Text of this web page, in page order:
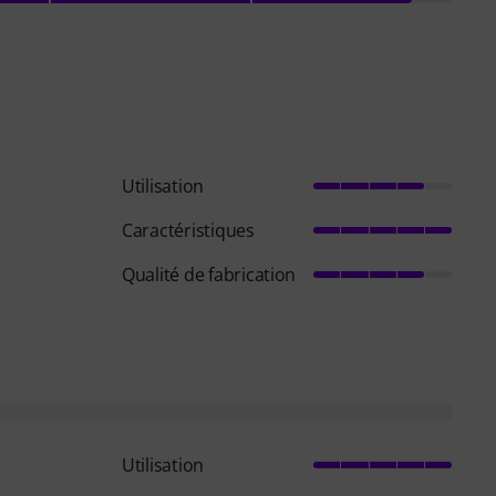
Utilisation
Caractéristiques
Qualité de fabrication
Utilisation